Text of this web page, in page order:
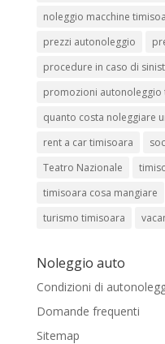
noleggio macchine
prezzi autonoleggio
procedure in caso di
promozioni autonoleggio
quanto costa noleggiare
rent a car timisoara
Teatro Nazionale
timisoara cosa mangiare
turismo timisoara
Noleggio auto
Condizioni di
Domande frequenti
Sitemap